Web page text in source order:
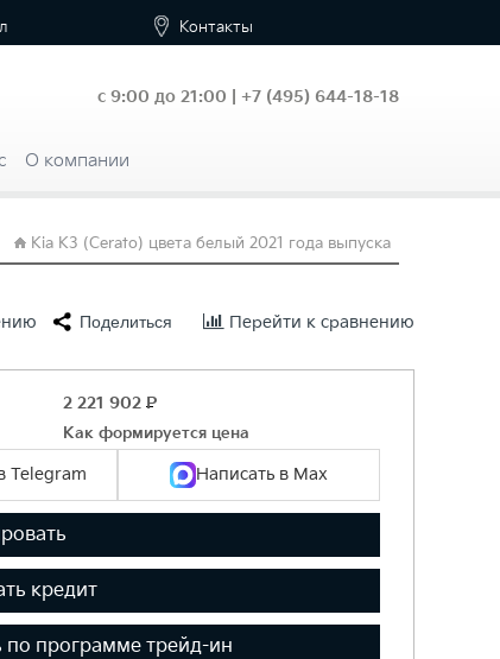
Контакты
с 9:00 до 21:00 | +7 (495) 644-18-18
О компании
Kia K3 (Cerato) цвета белый 2021 года выпуска
Поделиться Перейти к сравнению
2 221 902 Р
Как формируется цена
Telegram Написать в Max
кредит
по программе трейд-ин